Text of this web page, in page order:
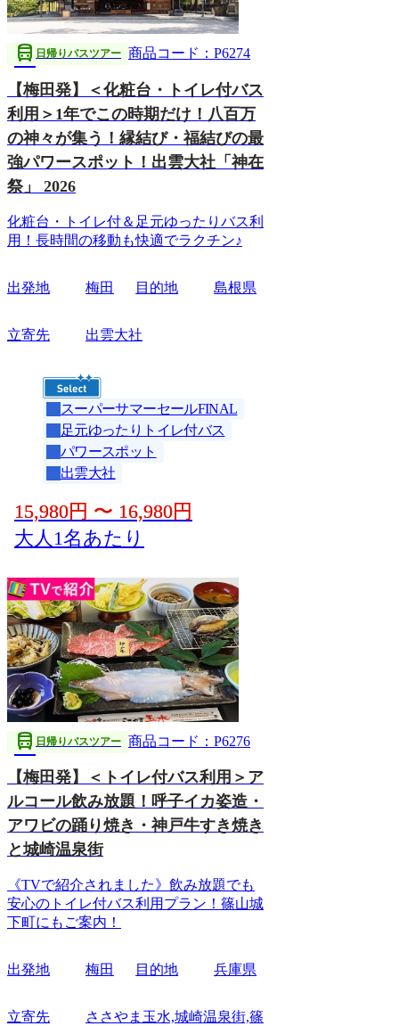
directions_bus 日帰りバスツアー 商品コード：P6274
【梅田発】＜化粧台・トイレ付バス
利用＞1年でこの時期だけ！八百万
の神々が集う！縁結び・福結びの最
強パワースポット！出雲大社「神在
祭」 2026
化粧台・トイレ付＆足元ゆったりバス利
用！長時間の移動も快適でラクチン♪
出発地 梅田 目的地 島根県
立寄先 出雲大社
スーパーサマーセールFINAL
足元ゆったりトイレ付バス
パワースポット
出雲大社
15,980円 〜 16,980円
大人1名あたり
directions_bus 日帰りバスツアー 商品コード：P6276
【梅田発】＜トイレ付バス利用＞ア
ルコール飲み放題！呼子イカ姿造・
アワビの踊り焼き・神戸牛すき焼き
と城崎温泉街
《TVで紹介されました》飲み放題でも
安心のトイレ付バス利用プラン！篠山城
下町にもご案内！
出発地 梅田 目的地 兵庫県
立寄先
ささやま玉水,城崎温泉街,篠